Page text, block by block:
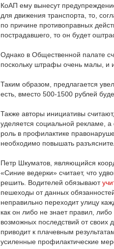
КоАП ему вынесут
для движения транспорта, то,
по причине противоправных
пострадавшего, то он будет
Однако в Общественной палате
поскольку штрафы очень малы, и
Таким образом, предлагается
есть, вместо 500-1500 рублей
Также авторы инициативы
уделяется социальной рекламе,
роль в профилактике
необходимо повышать
Петр Шкуматов, являющийся
«Синие ведерки» считает, что
решить. Водителей обязывают
пешеходы от данных
неправильно переходит улицу
как он либо не знает правил, либо
возможных последствий от своих
приводит к плачевным
усиленные профилактические